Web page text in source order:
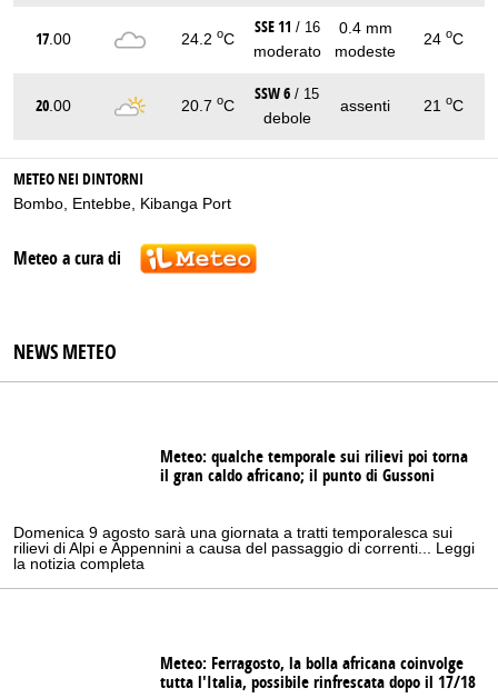
17 .00 24.2 oC
SSE 11 / 16
moderato
0.4 mm
modeste
24 oC
20 .00 20.7 oC
SSW 6 / 15
debole
assenti 21 oC
METEO NEI DINTORNI
Bombo Entebbe Kibanga Port
Meteo a cura di
NEWS METEO
Meteo: qualche temporale sui rilievi poi torna
il gran caldo africano; il punto di Gussoni
Domenica 9 agosto sarà una giornata a tratti temporalesca sui
rilievi di Alpi e Appennini a causa del passaggio di correnti... Leggi
la notizia completa
Meteo: Ferragosto, la bolla africana coinvolge
tutta l'Italia, possibile rinfrescata dopo il 17/18